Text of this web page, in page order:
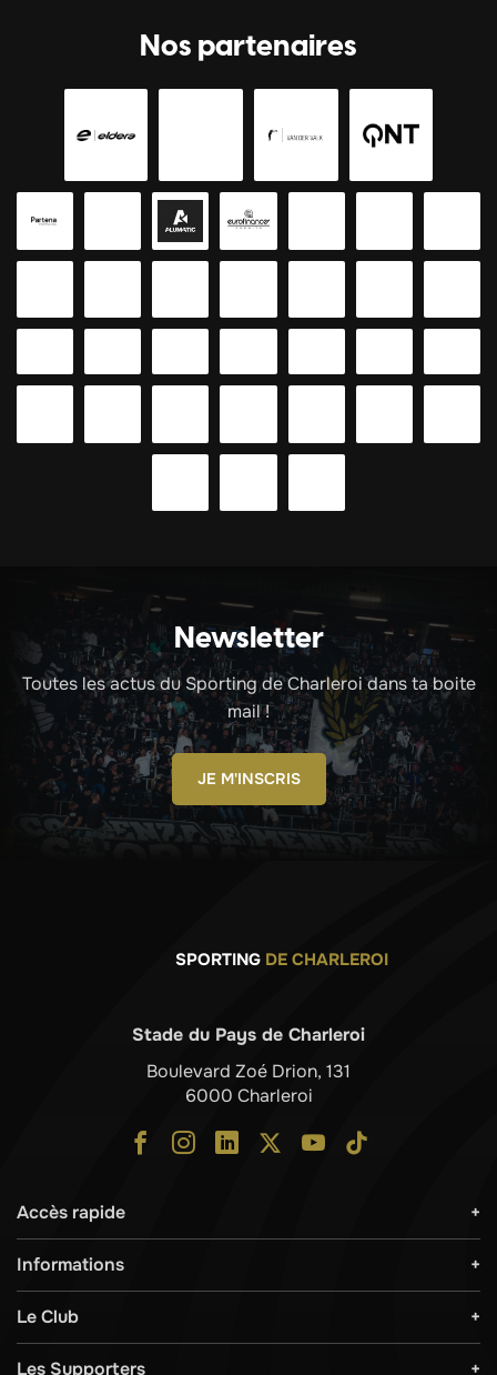
Nos partenaires
Newsletter
Toutes les actus du Sporting de Charleroi dans ta boite
mail !
JE M'INSCRIS
SPORTING DE CHARLEROI
Stade du Pays de Charleroi
Boulevard Zoé Drion, 131
6000 Charleroi
Accès rapide
Informations
Le Club
Les Supporters